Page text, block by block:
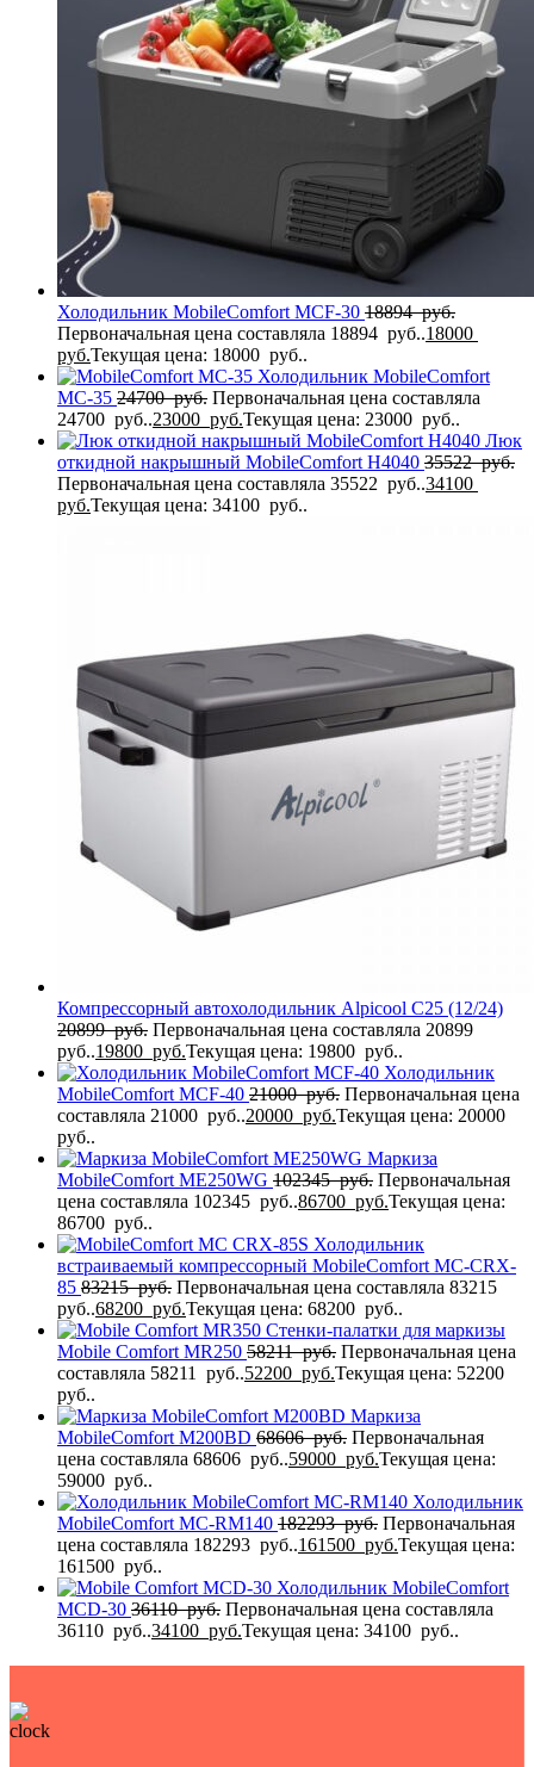
Холодильник MobileComfort MCF-30 18894руб.
Первоначальная цена составляла 18894 руб..18000
руб.Текущая цена: 18000 руб..
Холодильник MobileComfort
MC-35 24700руб. Первоначальная цена составляла
24700 руб..23000 руб.Текущая цена: 23000 руб..
Люк
откидной накрышный MobileComfort H4040 35522руб.
Первоначальная цена составляла 35522 руб..34100
руб.Текущая цена: 34100 руб..
Компрессорный автохолодильник Alpicool C25 (12/24)
20899руб. Первоначальная цена составляла 20899
руб..19800 руб.Текущая цена: 19800 руб..
Холодильник
MobileComfort MCF-40 21000руб. Первоначальная цена
составляла 21000 руб..20000 руб.Текущая цена: 20000
руб..
Маркиза
MobileComfort ME250WG 102345руб. Первоначальная
цена составляла 102345 руб..86700 руб.Текущая цена:
86700 руб..
Холодильник
встраиваемый компрессорный MobileComfort MC-CRX-
85 83215руб. Первоначальная цена составляла 83215
руб..68200 руб.Текущая цена: 68200 руб..
Стенки-палатки для маркизы
Mobile Comfort МR250 58211руб. Первоначальная цена
составляла 58211 руб..52200 руб.Текущая цена: 52200
руб..
Маркиза
MobileComfort M200BD 68606руб. Первоначальная
цена составляла 68606 руб..59000 руб.Текущая цена:
59000 руб..
Холодильник
MobileComfort MC-RM140 182293руб. Первоначальная
цена составляла 182293 руб..161500 руб.Текущая цена:
161500 руб..
Холодильник MobileComfort
MCD-30 36110руб. Первоначальная цена составляла
36110 руб..34100 руб.Текущая цена: 34100 руб..